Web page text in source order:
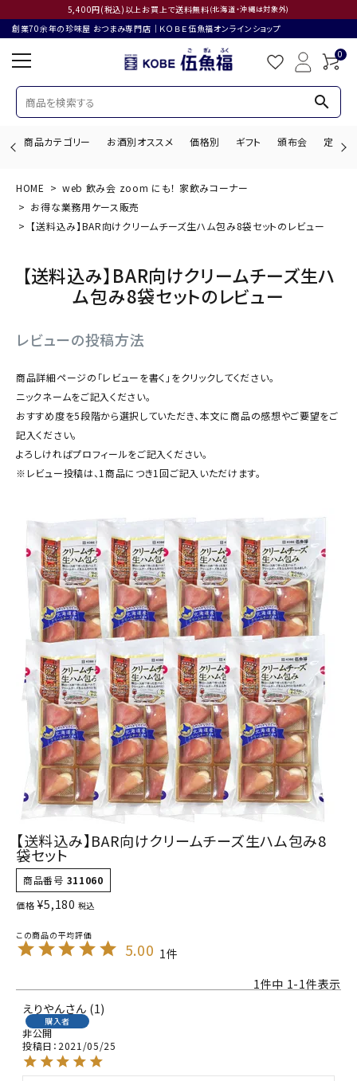
5,400円(税込)以上お買上で送料無料(北海道・沖縄は対象外)
創業70余年の珍味屋 おつまみ専門店│ＫＯＢＥ伍魚福オンラインショップ
0
search
商品カテゴリー お酒別オススメ 価格別 ギフト 頒布会 定期購
ACCOUNT MENU
ようこそ ゲスト 様
お酒別オススメ
価格別
ご利用ガイド
直営店
HOME
web 飲み会 zoom にも！ 家飲みコーナー
お得な業務用ケース販売
【送料込み】BAR向けクリームチーズ生ハム包み8袋セットのレビュー
【送料込み】BAR向けクリームチーズ生ハ
ム包み8袋セットのレビュー
レビューの投稿方法
商品詳細ページの「レビューを書く」をクリックしてください。
ニックネームをご記入ください。
おすすめ度を5段階から選択していただき、本文に商品の感想やご要望をご
記入ください。
よろしければプロフィールをご記入ください。
※レビュー投稿は、1商品につき1回ご記入いただけます。
【送料込み】BAR向けクリームチーズ生ハム包み8
袋セット
商品番号 311060
価格 ¥5,180 税込
5.00 1
1件中 1-1件表示
えりやん
1
購入者
非公開
投稿日 2021/05/25